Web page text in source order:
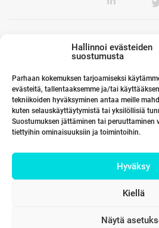
Hallinnoi evästeiden
suostumusta
Parhaan kokemuksen tarjoamiseksi
evästeitä, tallentaaksemme ja/tai
tekniikoiden hyväksyminen antaa meille
kuten selauskäyttäytymistä tai yksilöllisiä
Suostumuksen jättäminen tai peruuttaminen
tiettyihin ominaisuuksiin ja toimintoihin.
Hyväksy
Kiellä
Näytä
Toimistomme Euroopassa
Kumppanimme maailmalla